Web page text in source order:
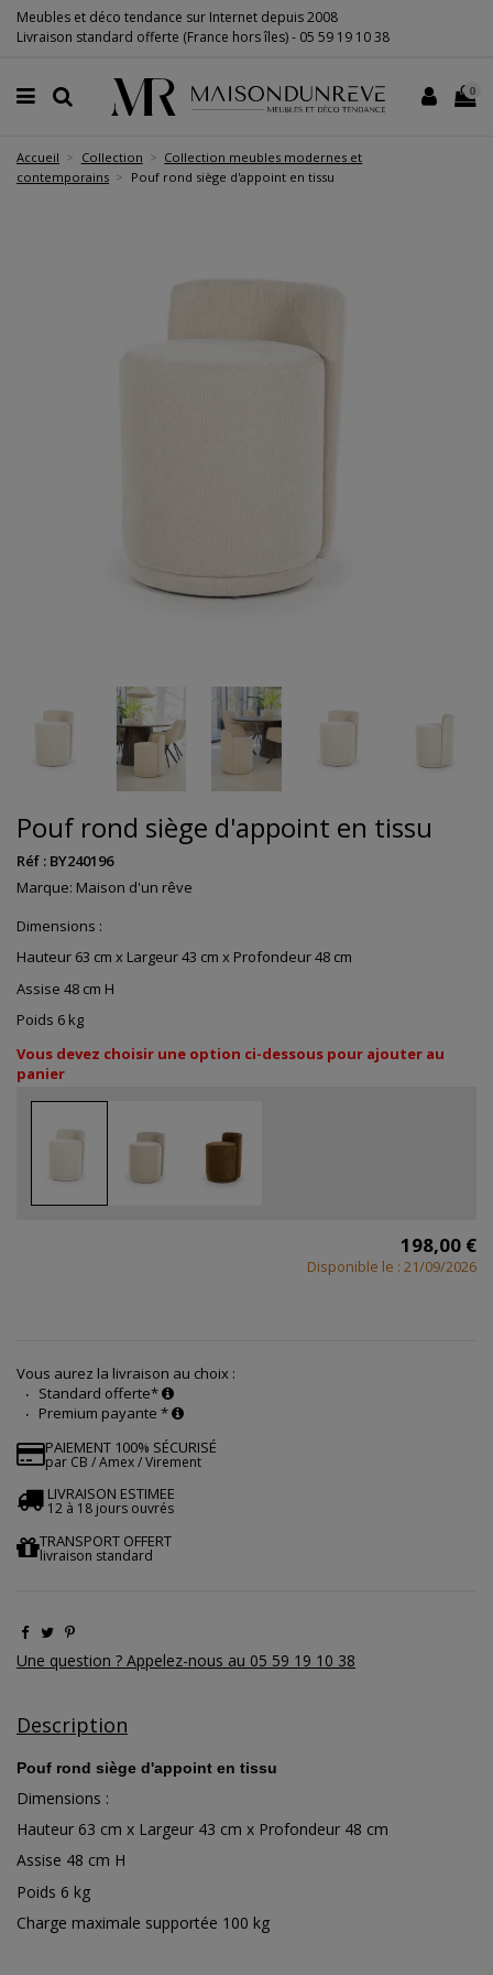
Meubles et déco tendance sur Internet depuis 2008
Livraison standard offerte (France hors îles) - 05 59 19 10 38
0
Accueil Collection
Collection meubles modernes et
contemporains
Pouf rond siège d'appoint en tissu
Pouf rond siège d'appoint en tissu
Réf : BY240196
Marque: Maison d'un rêve
Dimensions :
Hauteur 63 cm x Largeur 43 cm x Profondeur 48 cm
Assise 48 cm H
Poids 6 kg
Vous devez choisir une option ci-dessous pour ajouter au
panier
198,00 €
Disponible le : 21/09/2026
Vous aurez la livraison au choix :
Standard offerte*
Premium payante *
PAIEMENT 100% SÉCURISÉ
par CB / Amex / Virement
LIVRAISON ESTIMEE
12 à 18 jours ouvrés
TRANSPORT OFFERT
livraison standard
Une question ? Appelez-nous au 05 59 19 10 38
Description
Pouf rond siège d'appoint en tissu
Dimensions :
Hauteur 63 cm x Largeur 43 cm x Profondeur 48 cm
Assise 48 cm H
Poids 6 kg
Charge maximale supportée 100 kg